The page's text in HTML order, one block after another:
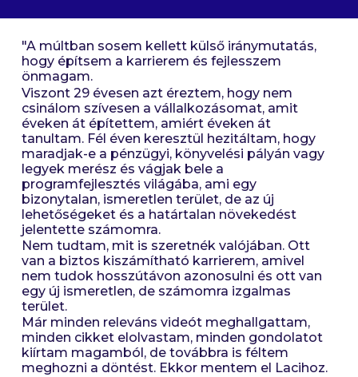
"A múltban sosem kellett külső iránymutatás,
hogy építsem a karrierem és fejlesszem
önmagam.
Viszont 29 évesen azt éreztem, hogy nem
csinálom szívesen a vállalkozásomat, amit
éveken át építettem, amiért éveken át
tanultam. Fél éven keresztül hezitáltam, hogy
maradjak-e a pénzügyi, könyvelési pályán vagy
legyek merész és vágjak bele a
programfejlesztés világába, ami egy
bizonytalan, ismeretlen terület, de az új
lehetőségeket és a határtalan növekedést
jelentette számomra.
Nem tudtam, mit is szeretnék valójában. Ott
van a biztos kiszámítható karrierem, amivel
nem tudok hosszútávon azonosulni és ott van
egy új ismeretlen, de számomra izgalmas
terület.
Már minden releváns videót meghallgattam,
minden cikket elolvastam, minden gondolatot
kiírtam magamból, de továbbra is féltem
meghozni a döntést. Ekkor mentem el Lacihoz.